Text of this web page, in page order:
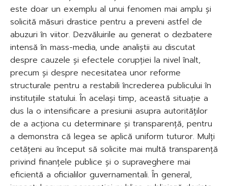
este doar un exemplu al unui fenomen mai amplu și
solicită măsuri drastice pentru a preveni astfel de
abuzuri în viitor. Dezvăluirile au generat o dezbatere
intensă în mass-media, unde analiștii au discutat
despre cauzele și efectele corupției la nivel înalt,
precum și despre necesitatea unor reforme
structurale pentru a restabili încrederea publicului în
instituțiile statului. În același timp, această situație a
dus la o intensificare a presiunii asupra autorităților
de a acționa cu determinare și transparență, pentru
a demonstra că legea se aplică uniform tuturor. Mulți
cetățeni au început să solicite mai multă transparență
privind finanțele publice și o supraveghere mai
eficientă a oficialilor guvernamentali. În general,